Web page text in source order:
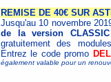
REMISE DE 40€ SUR
Jusqu'au 10 novembre
de la version CLASSIC
gratuitement des
Entrez le code promo
également valable pour un